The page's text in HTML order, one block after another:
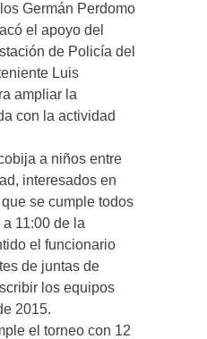
Germán Perdomo
el apoyo del
de Policía del
Luis
ampliar la
con la actividad
a niños entre
interesados en
se cumple todos
11:00 de la
el funcionario
de juntas de
los equipos
2015.
el torneo con 12